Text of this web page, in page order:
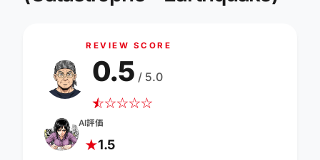
REVIEW SCORE
☆
★☆☆☆☆
0.5 / 5.0
AI評価
★1.5